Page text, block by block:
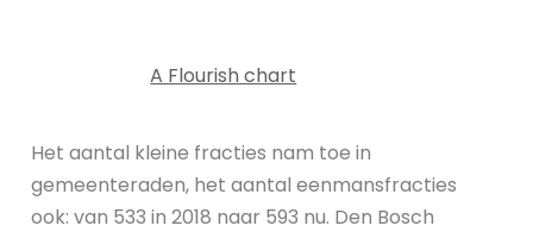
A Flourish chart
Het aantal kleine fracties nam toe in
gemeenteraden, het aantal eenmansfracties
ook: van 533 in 2018 naar 593 nu. Den Bosch